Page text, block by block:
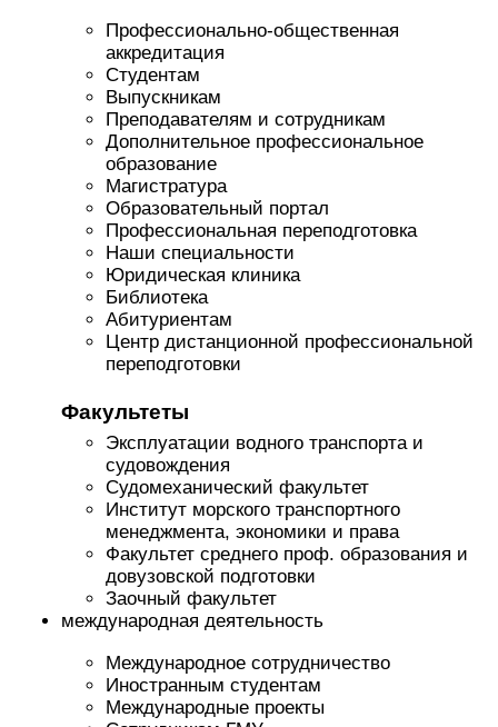
Профессионально-общественная
аккредитация
Студентам
Выпускникам
Преподавателям и сотрудникам
Дополнительное профессиональное
образование
Магистратура
Образовательный портал
Профессиональная переподготовка
Наши специальности
Юридическая клиника
Библиотека
Абитуриентам
Центр дистанционной профессиональной
переподготовки
Факультеты
Эксплуатации водного транспорта и
судовождения
Судомеханический факультет
Институт морского транспортного
менеджмента, экономики и права
Факультет среднего проф. образования и
довузовской подготовки
Заочный факультет
международная деятельность
Международное сотрудничество
Иностранным студентам
Международные проекты